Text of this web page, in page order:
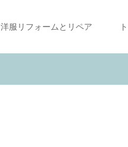
洋服リフォームとリペア